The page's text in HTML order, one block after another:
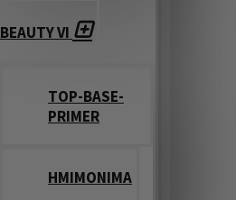
BEAUTY VI
TOP-BASE-
PRIMER
ΗΜΙΜΟΝΙΜΑ